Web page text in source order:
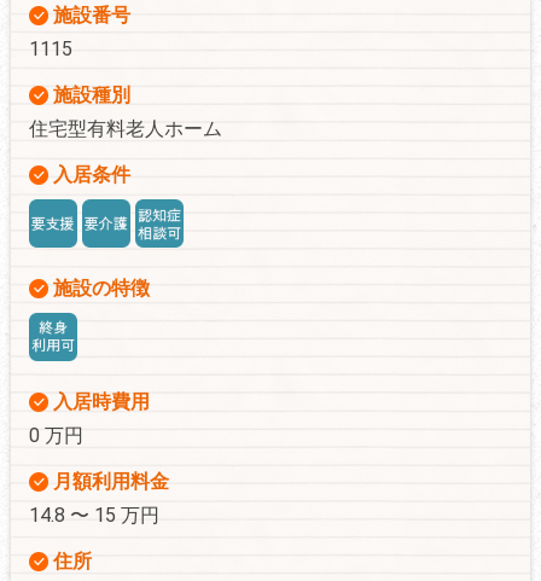
施設番号
1115
施設種別
住宅型有料老人ホーム
入居条件
施設の特徴
入居時費用
0 万円
月額利用料金
14.8 〜 15 万円
住所